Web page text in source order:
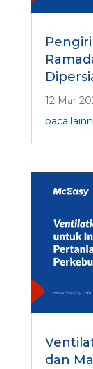
12 Mar
baca
dan